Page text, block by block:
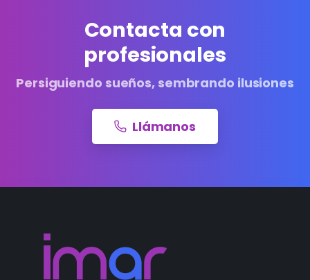
Contacta con
profesionales
Persiguiendo sueños, sembrando ilusiones
Llámanos